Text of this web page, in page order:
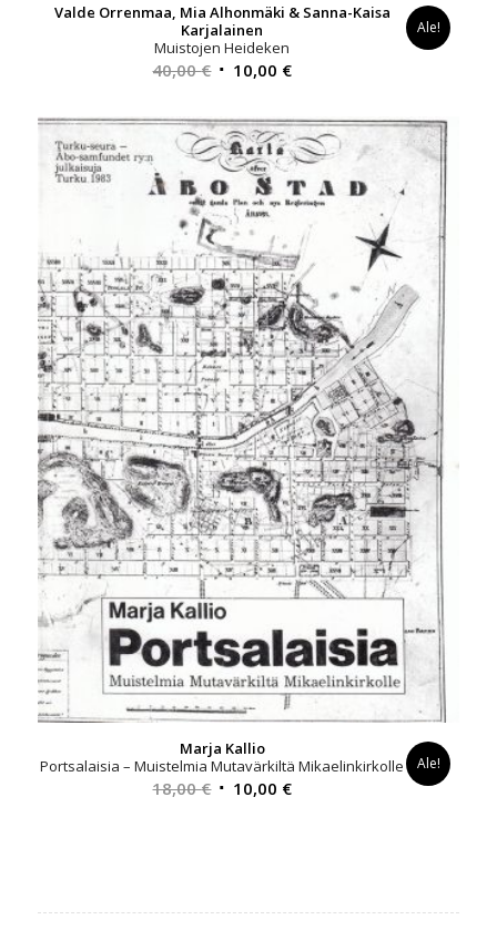
Valde Orrenmaa, Mia Alhonmäki & Sanna-Kaisa
Karjalainen
Muistojen Heideken
40,00€ Alkuperäinen
oli:
40,00 €.
10,00 €Nykyinen
on:
10,00 €.
Ale!
Marja Kallio
Portsalaisia – Muistelmia Mutavärkiltä Mikaelinkirkolle
18,00€ Alkuperäinen
10,00 €Nykyinen
Ale!